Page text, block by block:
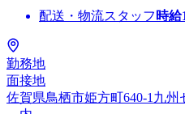
配送・物流スタッフ 時給
勤務地
面接地
佐賀県鳥栖市姫方町640-1九